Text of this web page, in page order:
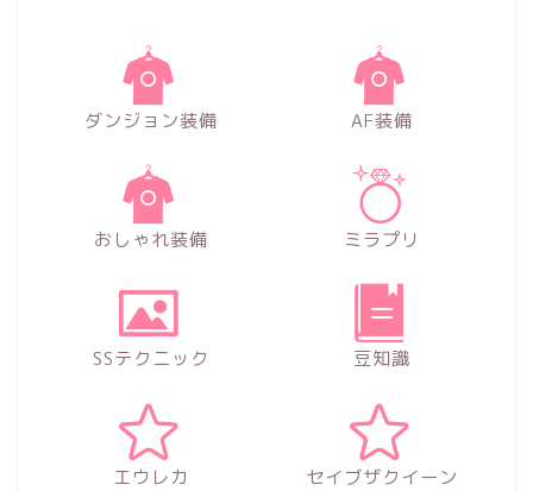
ダンジョン装備 AF装備
おしゃれ装備 ミラプリ
SSテクニック 豆知識
エウレカ セイブザクイーン